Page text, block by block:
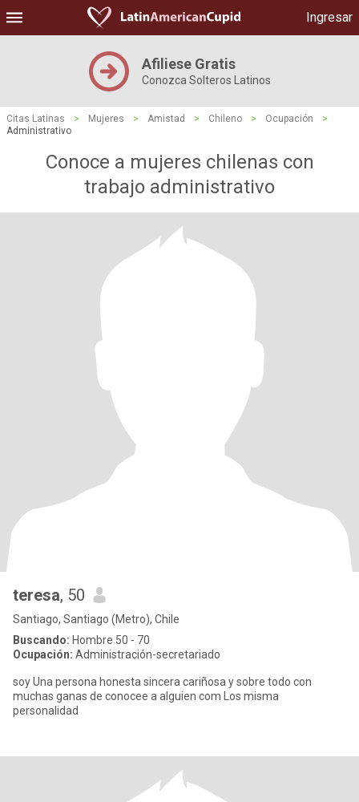
Ingresar
Afiliese Gratis
Conozca Solteros Latinos
Citas Latinas > Mujeres > Amistad > Chileno > Ocupación
>
Administrativo
Conoce a mujeres chilenas con
trabajo administrativo
teresa, 50
Santiago, Santiago (Metro), Chile
Buscando: Hombre 50 - 70
Ocupación: Administración-secretariado
soy Una persona honesta sincera cariñosa y sobre todo con
muchas ganas de conocee a alguien com Los misma
personalidad